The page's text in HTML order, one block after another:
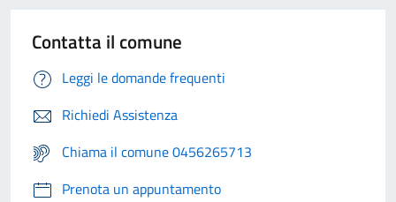
Contatta il comune
Leggi le domande frequenti
Richiedi Assistenza
Chiama il comune 0456265713
Prenota un appuntamento